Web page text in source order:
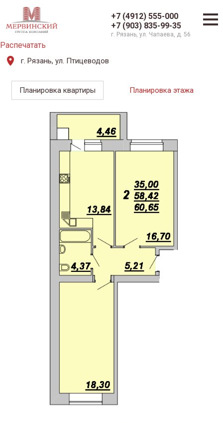
+7 (4912) 555-000
+7 (903) 835-99-35
г. Рязань, ул. Чапаева, д. 56
Распечатать
г. Рязань, ул. Птицеводов
Планировка квартиры Планировка этажа